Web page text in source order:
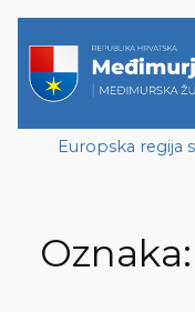
Europska regija
Oznaka: